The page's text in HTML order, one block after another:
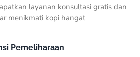
layanan konsultasi gratis dan
menikmati kopi hangat
Pemeliharaan